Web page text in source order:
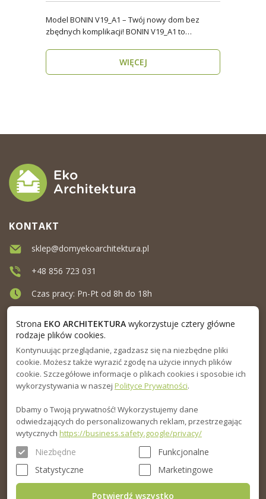
Model BONIN V19_A1 – Twój nowy dom bez
zbędnych komplikacji! BONIN V19_A1 to
WIĘCEJ
MENU
INFORMACJA
PORADNIK
KONTAKT
sklep@domyekoarchitektura.pl
+48 856 723 031
Czas pracy: Pn-Pt od 8h do 18h
Strona EKO ARCHITEKTURAwykorzystuje cztery główne
rodzaje plików cookies.
Kontynuując przeglądanie, zgadzasz się na niezbędne pliki
cookie. Możesz także wyrazić zgodę na użycie innych plików
cookie. Szczegółowe informacje o plikach cookies i sposobie ich
wykorzystywania w naszej Polityce Prywatności.
Dbamy o Twoją prywatność! Wykorzystujemy dane
odwiedzających do personalizowanych reklam, przestrzegając
wytycznych https://business.safety.google/privacy/
Niezbędne
Funkcjonalne
Statystyczne
Marketingowe
Potwierdź wszystko